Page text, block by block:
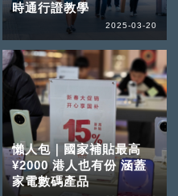
時通行證教學
2025-03-20
懶人包｜國家補貼最高
¥2000 港人也有份 涵蓋
家電數碼產品